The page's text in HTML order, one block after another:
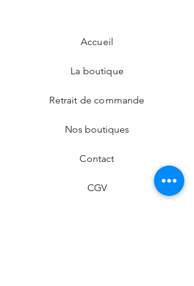
Accueil
La boutique
Retrait de commande
Nos boutiques
Contact
CGV